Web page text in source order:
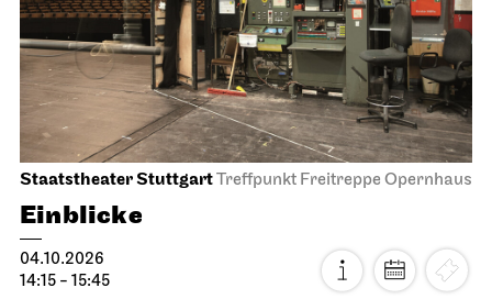
Staatstheater StuttgartTreffpunkt Freitreppe Opernhaus
Einblicke
04.10.2026
14:15 - 15:45